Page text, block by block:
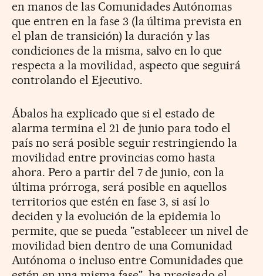
en manos de las Comunidades Autónomas
que entren en la fase 3 (la última prevista en
el plan de transición) la duración y las
condiciones de la misma, salvo en lo que
respecta a la movilidad, aspecto que seguirá
controlando el Ejecutivo.
Ábalos ha explicado que si el estado de
alarma termina el 21 de junio para todo el
país no será posible seguir restringiendo la
movilidad entre provincias como hasta
ahora. Pero a partir del 7 de junio, con la
última prórroga, será posible en aquellos
territorios que estén en fase 3, si así lo
deciden y la evolución de la epidemia lo
permite, que se pueda "establecer un nivel de
movilidad bien dentro de una Comunidad
Autónoma o incluso entre Comunidades que